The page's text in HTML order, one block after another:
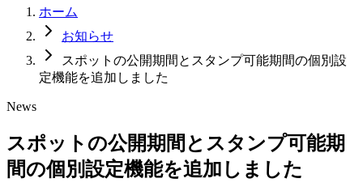
ホーム
お知らせ
スポットの公開期間とスタンプ可能期間の個別設
定機能を追加しました
News
スポットの公開期間とスタンプ可能期
間の個別設定機能を追加しました